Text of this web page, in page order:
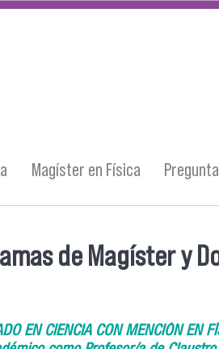
Magíster en Física
de Magíster y
EN CIENCIA CON MENCIÓN EN